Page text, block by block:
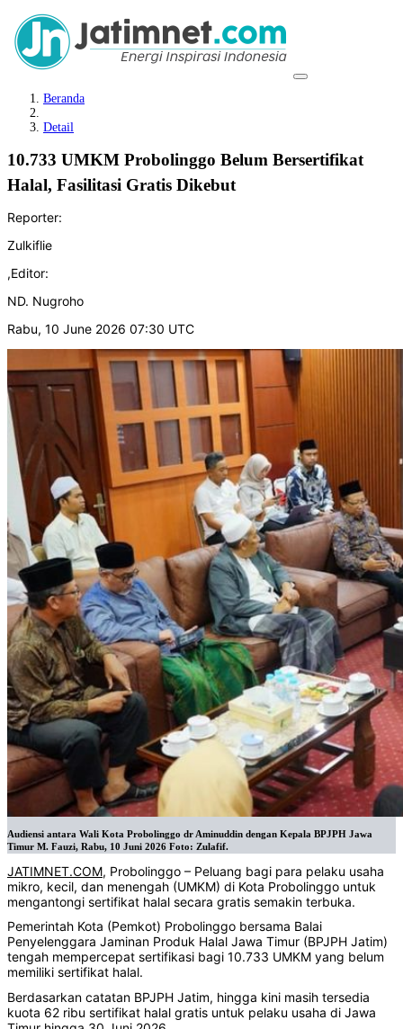
Beranda
Detail
10.733 UMKM Probolinggo Belum Bersertifikat
Halal, Fasilitasi Gratis Dikebut
Reporter:
Zulkiflie
,Editor:
ND. Nugroho
Rabu, 10 June 2026 07:30 UTC
Audiensi antara Wali Kota Probolinggo dr Aminuddin dengan Kepala BPJPH Jawa
Timur M. Fauzi, Rabu, 10 Juni 2026 Foto: Zulafif.
JATIMNET.COM, Probolinggo – Peluang bagi para pelaku usaha
mikro, kecil, dan menengah (UMKM) di Kota Probolinggo untuk
mengantongi sertifikat halal secara gratis semakin terbuka.
‎Pemerintah Kota (Pemkot) Probolinggo bersama Balai
Penyelenggara Jaminan Produk Halal Jawa Timur (BPJPH Jatim)
tengah mempercepat sertifikasi bagi 10.733 UMKM yang belum
memiliki sertifikat halal.
Berdasarkan catatan BPJPH Jatim, hingga kini masih tersedia
kuota 62 ribu sertifikat halal gratis untuk pelaku usaha di Jawa